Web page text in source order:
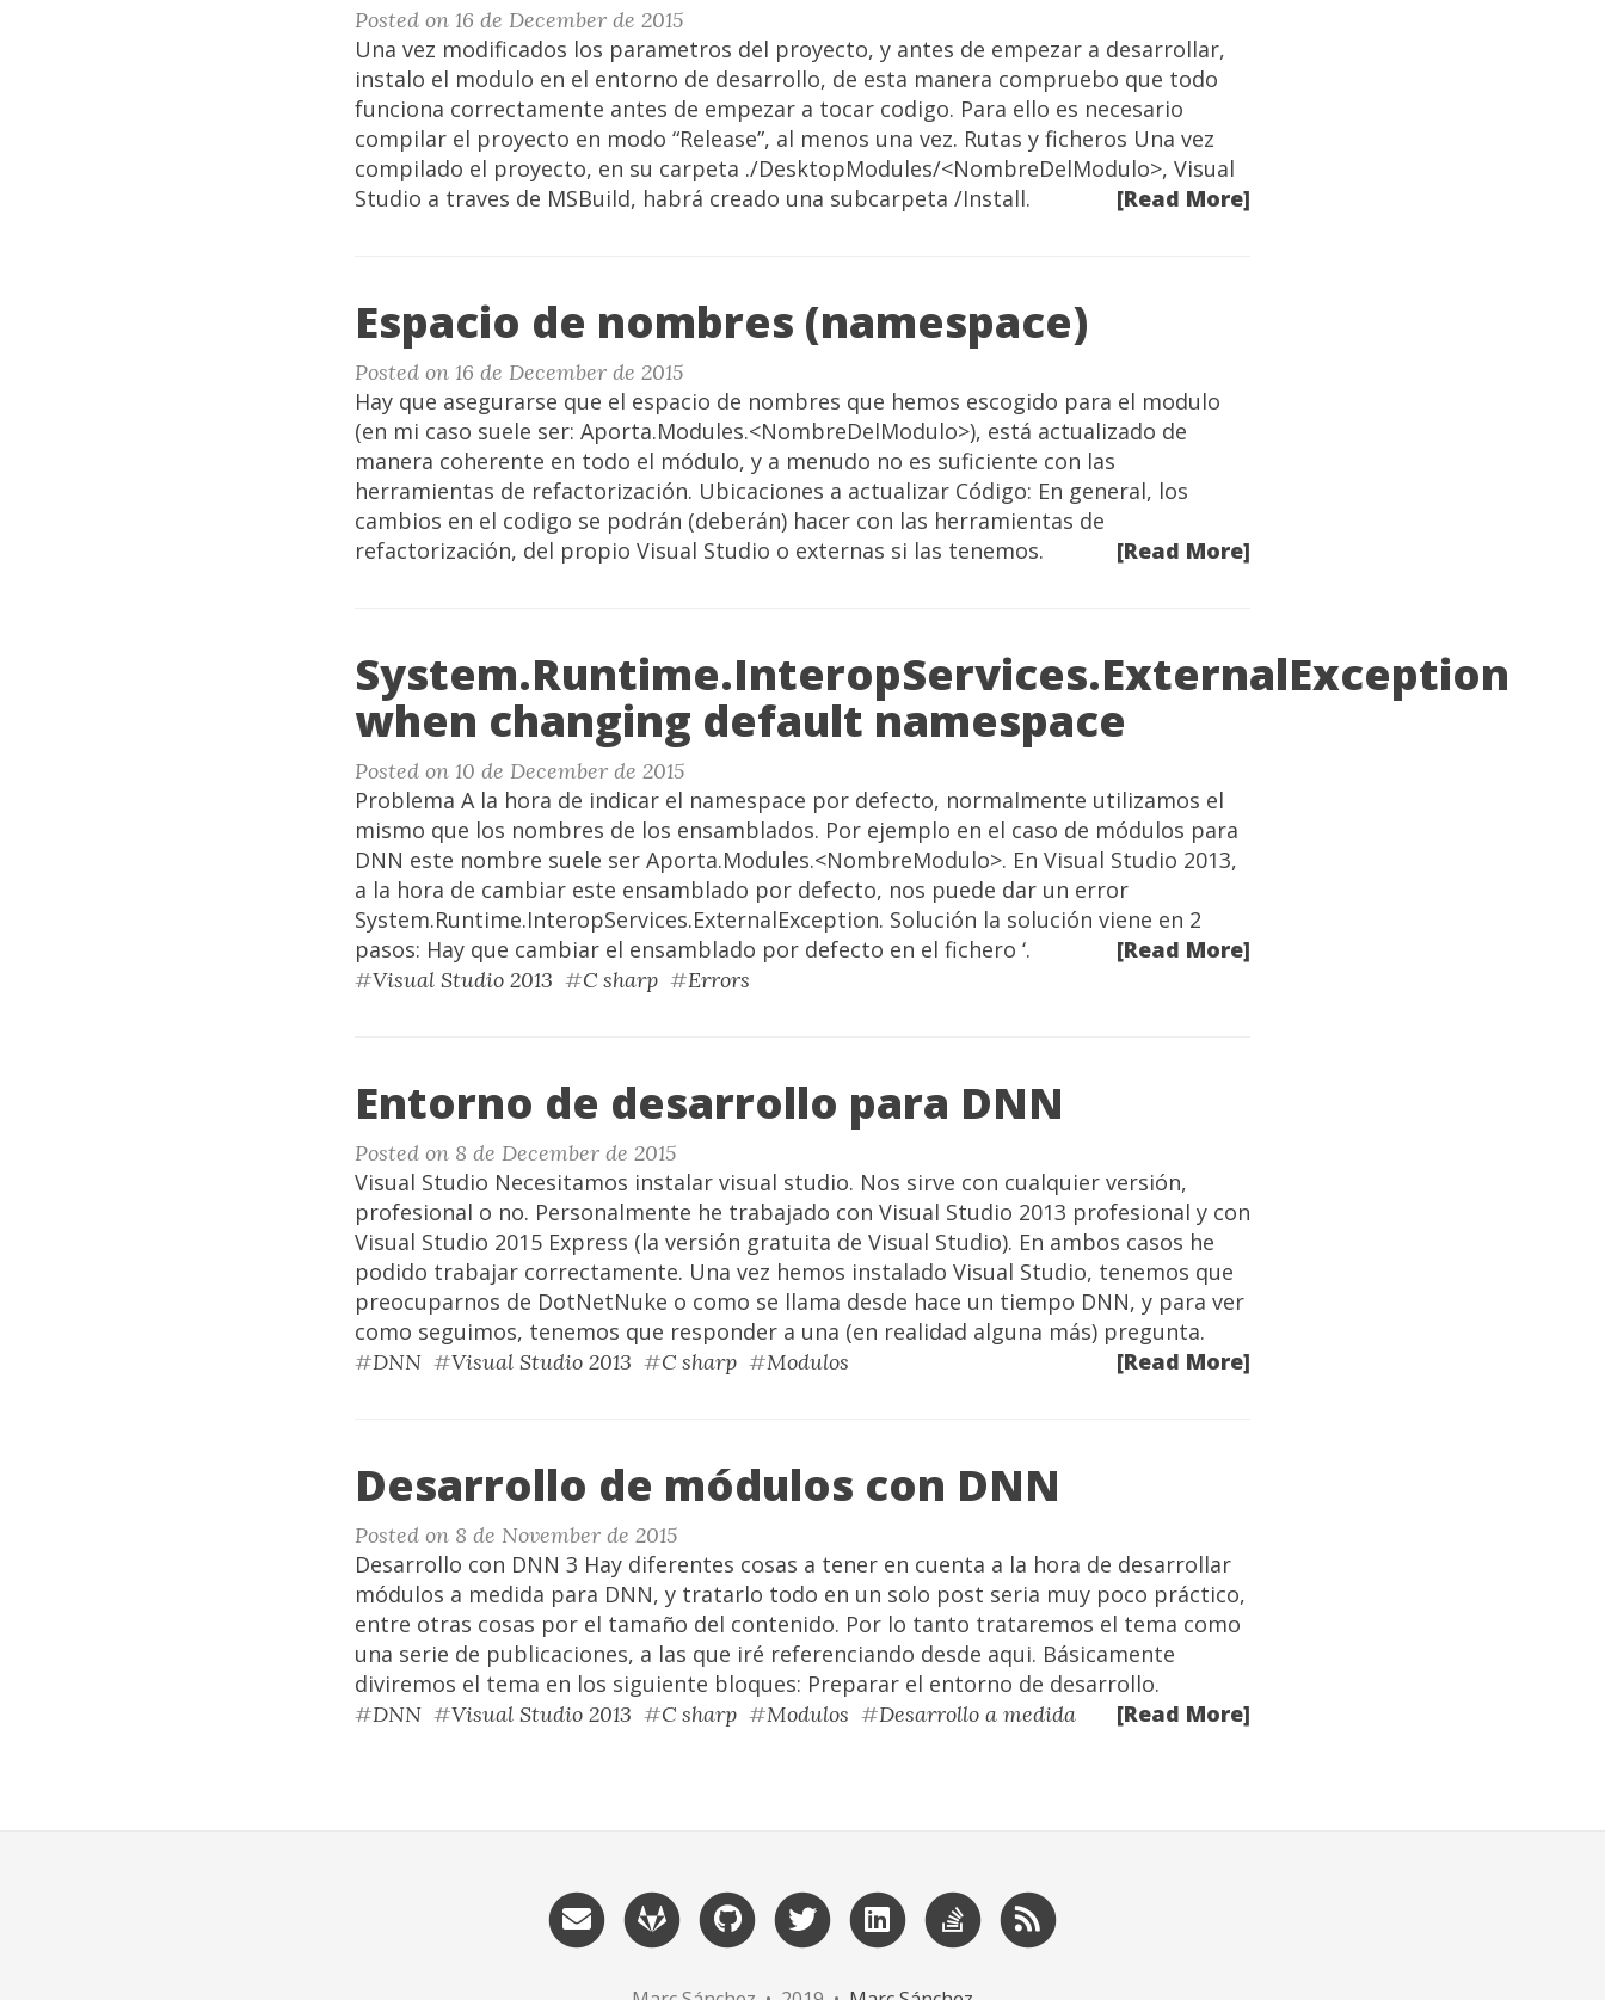
Posted on 16 de December de 2015
Una vez modificados los parametros del proyecto, y antes de empezar a desarrollar,
instalo el modulo en el entorno de desarrollo, de esta manera compruebo que todo
funciona correctamente antes de empezar a tocar codigo. Para ello es necesario
compilar el proyecto en modo “Release”, al menos una vez. Rutas y ficheros Una vez
compilado el proyecto, en su carpeta ./DesktopModules/<NombreDelModulo>, Visual
Studio a traves de MSBuild, habrá creado una subcarpeta /Install.
[Read More]
Espacio de nombres (namespace)
Posted on 16 de December de 2015
Hay que asegurarse que el espacio de nombres que hemos escogido para el modulo
(en mi caso suele ser: Aporta.Modules.<NombreDelModulo>), está actualizado de
manera coherente en todo el módulo, y a menudo no es suficiente con las
herramientas de refactorización. Ubicaciones a actualizar Código: En general, los
cambios en el codigo se podrán (deberán) hacer con las herramientas de
refactorización, del propio Visual Studio o externas si las tenemos.
[Read More]
System.Runtime.InteropServices.ExternalException
when changing default namespace
Posted on 10 de December de 2015
Problema A la hora de indicar el namespace por defecto, normalmente utilizamos el
mismo que los nombres de los ensamblados. Por ejemplo en el caso de módulos para
DNN este nombre suele ser Aporta.Modules.<NombreModulo>. En Visual Studio 2013,
a la hora de cambiar este ensamblado por defecto, nos puede dar un error
System.Runtime.InteropServices.ExternalException. Solución la solución viene en 2
pasos: Hay que cambiar el ensamblado por defecto en el fichero ‘.
[Read More]
#Visual Studio 2013 #C sharp #Errors
Entorno de desarrollo para DNN
Posted on 8 de December de 2015
Visual Studio Necesitamos instalar visual studio. Nos sirve con cualquier versión,
profesional o no. Personalmente he trabajado con Visual Studio 2013 profesional y con
Visual Studio 2015 Express (la versión gratuita de Visual Studio). En ambos casos he
podido trabajar correctamente. Una vez hemos instalado Visual Studio, tenemos que
preocuparnos de DotNetNuke o como se llama desde hace un tiempo DNN, y para ver
como seguimos, tenemos que responder a una (en realidad alguna más) pregunta.
[Read More]
#DNN #Visual Studio 2013 #C sharp #Modulos
Desarrollo de módulos con DNN
Posted on 8 de November de 2015
Desarrollo con DNN 3 Hay diferentes cosas a tener en cuenta a la hora de desarrollar
módulos a medida para DNN, y tratarlo todo en un solo post seria muy poco práctico,
entre otras cosas por el tamaño del contenido. Por lo tanto trataremos el tema como
una serie de publicaciones, a las que iré referenciando desde aqui. Básicamente
diviremos el tema en los siguiente bloques: Preparar el entorno de desarrollo.
[Read More]
#DNN #Visual Studio 2013 #C sharp #Modulos #Desarrollo a medida